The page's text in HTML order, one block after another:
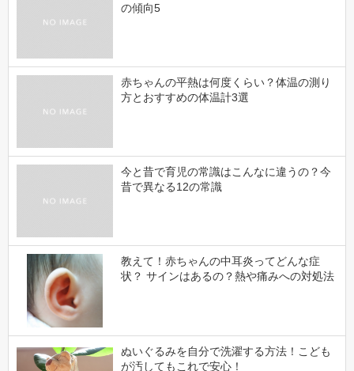
の傾向5
赤ちゃんの平熱は何度くらい？体温の測り
方とおすすめの体温計3選
今と昔で育児の常識はこんなに違うの？今
昔で異なる12の常識
教えて！赤ちゃんの中耳炎ってどんな症
状？ サインはあるの？熱や痛みへの対処法
ぬいぐるみを自分で洗濯する方法！こども
が汚してもこれで安心！